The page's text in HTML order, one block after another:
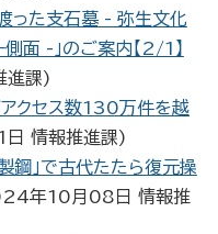
った支石墓 - 弥生文化
面 -」のご案内【2/1】
進課)
アクセス数130万件を越
情報推進課)
鋼」で古代たたら復元操
年10月08日 情報推